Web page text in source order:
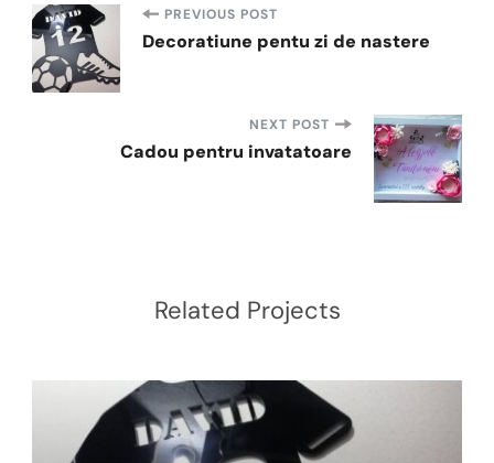
Post
Navigation
PREVIOUS POST
Decoratiune pentu zi de nastere
NEXT POST
Cadou pentru invatatoare
Related Projects